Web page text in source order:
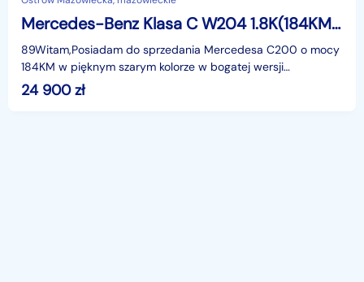
Mercedes-Benz Klasa C W204 1.8K(184KM)*Avantgarde*Navi*El.Fotele*Klimatronik*Skóry*2xPark*Alu17
89Witam,Posiadam do sprzedania Mercedesa C200 o mocy
184KM w pięknym szarym kolorze w bogatej wersji
wyposażenia AVANTGARDE i z rewelacyjnym silnikiem. Bardzo
24 900zł